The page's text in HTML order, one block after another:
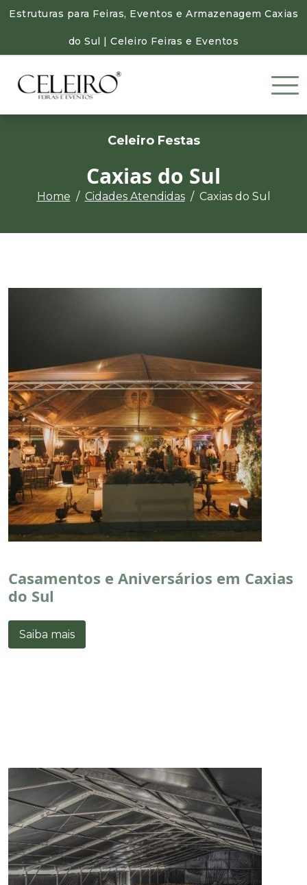
Estruturas para Feiras, Eventos e Armazenagem Caxias
do Sul | Celeiro Feiras e Eventos
Celeiro Festas
Caxias do Sul
Home Cidades Atendidas Caxias do Sul
Casamentos e Aniversários em Caxias
do Sul
Saiba mais